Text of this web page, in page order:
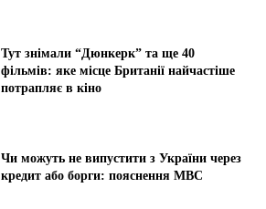
Тут знімали “Дюнкерк” та ще 40
фільмів: яке місце Британії найчастіше
потрапляє в кіно
Чи можуть не випустити з України через
кредит або борги: пояснення МВС